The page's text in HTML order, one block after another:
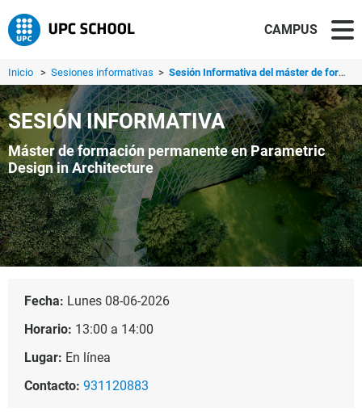
CAMPUS
Inicio > Sesiones informativas > Sesión Informativa del máster de formación permanente en ...
SESIÓN INFORMATIVA
Máster de formación permanente en Parametric
Design in Architecture
Fecha: Lunes 08-06-2026
Horario: 13:00 a 14:00
Lugar: En línea
Contacto: 931120883